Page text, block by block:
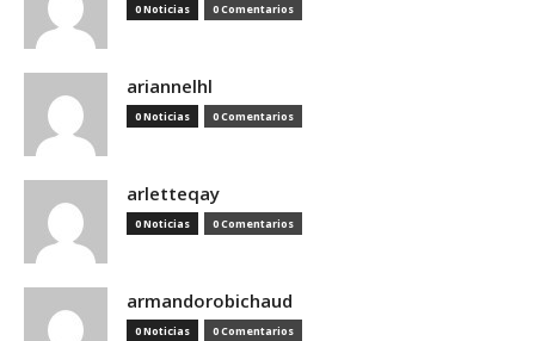
0 Noticias 0 Comentarios
ariannelhl
0 Noticias 0 Comentarios
arletteqay
0 Noticias 0 Comentarios
armandorobichaud
0 Noticias 0 Comentarios